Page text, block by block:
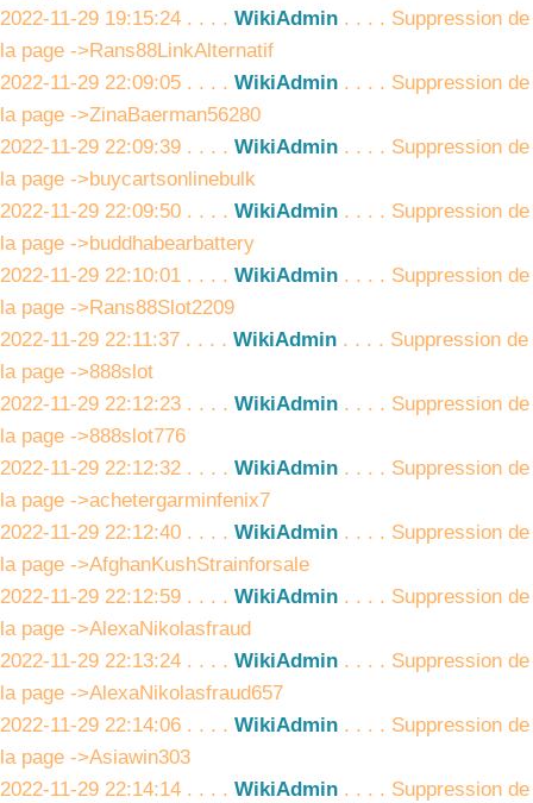
2022-11-29 19:15:24 . . . . WikiAdmin . . . . Suppression de
la page ->Rans88LinkAlternatif
2022-11-29 22:09:05 . . . . WikiAdmin . . . . Suppression de
la page ->ZinaBaerman56280
2022-11-29 22:09:39 . . . . WikiAdmin . . . . Suppression de
la page ->buycartsonlinebulk
2022-11-29 22:09:50 . . . . WikiAdmin . . . . Suppression de
la page ->buddhabearbattery
2022-11-29 22:10:01 . . . . WikiAdmin . . . . Suppression de
la page ->Rans88Slot2209
2022-11-29 22:11:37 . . . . WikiAdmin . . . . Suppression de
la page ->888slot
2022-11-29 22:12:23 . . . . WikiAdmin . . . . Suppression de
la page ->888slot776
2022-11-29 22:12:32 . . . . WikiAdmin . . . . Suppression de
la page ->achetergarminfenix7
2022-11-29 22:12:40 . . . . WikiAdmin . . . . Suppression de
la page ->AfghanKushStrainforsale
2022-11-29 22:12:59 . . . . WikiAdmin . . . . Suppression de
la page ->AlexaNikolasfraud
2022-11-29 22:13:24 . . . . WikiAdmin . . . . Suppression de
la page ->AlexaNikolasfraud657
2022-11-29 22:14:06 . . . . WikiAdmin . . . . Suppression de
la page ->Asiawin303
2022-11-29 22:14:14 . . . . WikiAdmin . . . . Suppression de